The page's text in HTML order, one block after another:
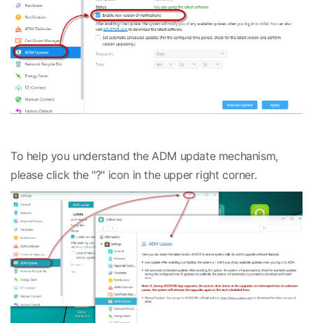
To help you understand the ADM update mechanism,
please click the "?" icon in the upper right corner.